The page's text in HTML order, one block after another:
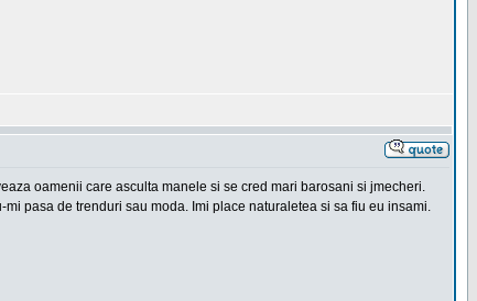
oamenii care asculta manele si se cred mari barosani si jmecheri.
pasa de trenduri sau moda. Imi place naturaletea si sa fiu eu insami.